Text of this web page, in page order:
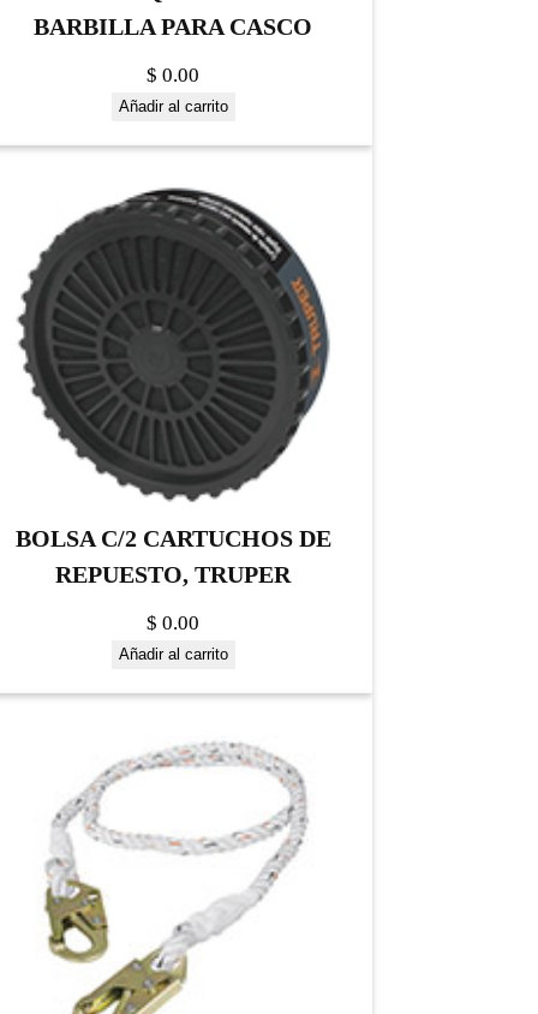
BARBILLA PARA CASCO
$ 0.00
Añadir al carrito
BOLSA C/2 CARTUCHOS DE
REPUESTO, TRUPER
$ 0.00
Añadir al carrito